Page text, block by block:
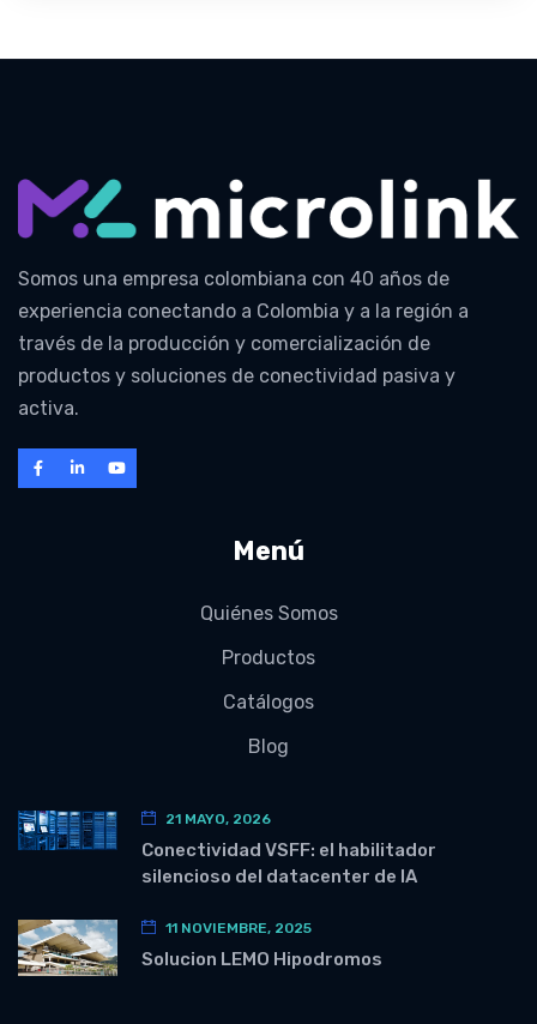
Somos una empresa colombiana con 40 años de
experiencia conectando a Colombia y a la región a
través de la producción y comercialización de
productos y soluciones de conectividad pasiva y
activa.
Menú
Quiénes Somos
Productos
Catálogos
Blog
21 MAYO, 2026
Conectividad VSFF: el habilitador
silencioso del datacenter de IA
11 NOVIEMBRE, 2025
Solucion LEMO Hipodromos